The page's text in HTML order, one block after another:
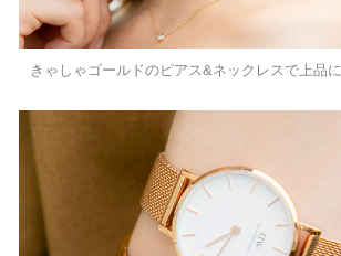
きゃしゃゴールドのピアス&ネックレスで上品に